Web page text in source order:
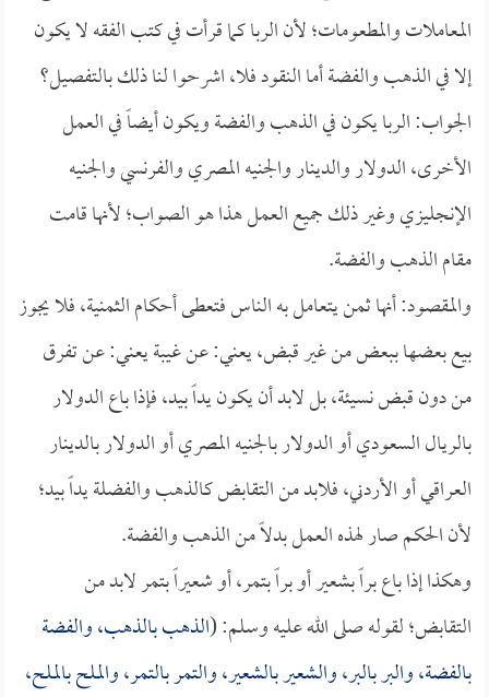
المعاملات والمطعومات؛ لأن الربا كما قرأت في كتب الفقه لا يكون
إلا في الذهب والفضة أما النقود فلا، اشرحوا لنا ذلك بالتفصيل؟
الجواب: الربا يكون في الذهب والفضة ويكون أيضاً في العمل
الأخرى، الدولار والدينار والجنيه المصري والفرنسي والجنيه
الإنجليزي وغير ذلك جميع العمل هذا هو الصواب؛ لأنها قامت
مقام الذهب والفضة.
والمقصود: أنها ثمن يتعامل به الناس فتعطى أحكام الثمنية، فلا يجوز
بيع بعضها ببعض من غير قبض، يعني: عن غيبة يعني: عن تفرق
من دون قبض نسيئة، بل لابد أن يكون يداً بيد، فإذا باع الدولار
بالريال السعودي أو الدولار بالجنيه المصري أو الدولار بالدينار
العراقي أو الأردني، فلابد من التقابض كالذهب والفضلة يداً بيد؛
لأن الحكم صار لهذه العمل بدلاً من الذهب والفضة.
وهكذا إذا باع براً بشعير أو براً بتمر، أو شعيراً بتمر لابد من
التقابض؛ لقوله صلى الله عليه وسلم: (الذهب بالذهب، والفضة
بالفضة، والبر بالبر، والشعير بالشعير، والتمر بالتمر، والملح بالملح،